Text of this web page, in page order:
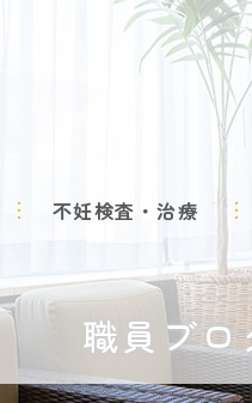
不妊検査・治療
職員ブロ